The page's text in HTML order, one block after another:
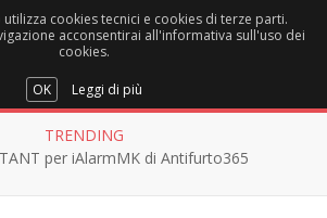
cookies tecnici e cookies di terze parti.
acconsentirai all'informativa sull'uso dei
cookies.
OK Leggi di più
TRENDING
per iAlarmMK di Antifurto365